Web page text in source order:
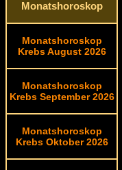
Monatshoroskop
Monatshoroskop
Krebs August 2026
Monatshoroskop
Krebs September 2026
Monatshoroskop
Krebs Oktober 2026